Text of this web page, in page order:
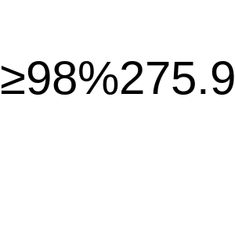
≥98%275.9